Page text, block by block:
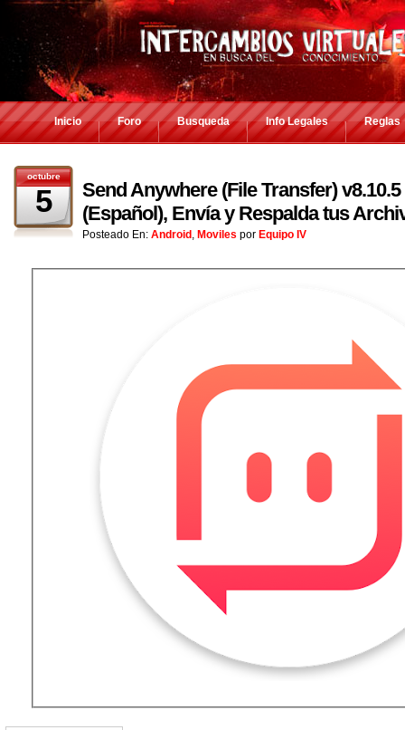
Inicio Foro Busqueda Info Legales Reglas
octubre
5
Send Anywhere (File Transfer)
(Español), Envía y Respalda tus
Posteado En: Android , Moviles por Equipo IV